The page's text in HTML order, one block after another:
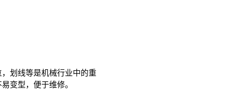
划线等是机械行业中的重
变型，便于维修。